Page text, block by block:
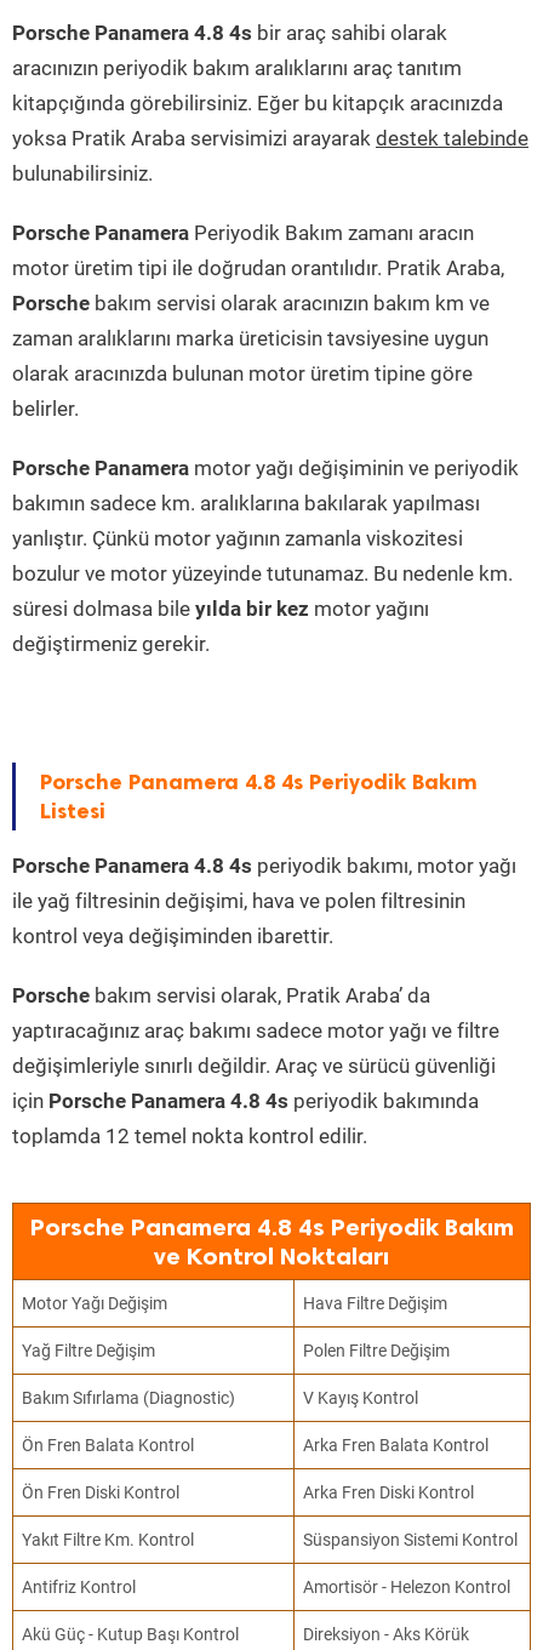
Porsche Panamera 4.8 4s bir araç sahibi olarak
aracınızın periyodik bakım aralıklarını araç tanıtım
kitapçığında görebilirsiniz. Eğer bu kitapçık aracınızda
yoksa Pratik Araba servisimizi arayarak destek talebinde
bulunabilirsiniz.
Porsche Panamera Periyodik Bakım zamanı aracın
motor üretim tipi ile doğrudan orantılıdır. Pratik Araba,
Porsche bakım servisi olarak aracınızın bakım km ve
zaman aralıklarını marka üreticisin tavsiyesine uygun
olarak aracınızda bulunan motor üretim tipine göre
belirler.
Porsche Panamera motor yağı değişiminin ve periyodik
bakımın sadece km. aralıklarına bakılarak yapılması
yanlıştır. Çünkü motor yağının zamanla viskozitesi
bozulur ve motor yüzeyinde tutunamaz. Bu nedenle km.
süresi dolmasa bile yılda bir kez motor yağını
değiştirmeniz gerekir.
Porsche Panamera 4.8 4s Periyodik Bakım
Listesi
Porsche Panamera 4.8 4s periyodik bakımı, motor yağı
ile yağ filtresinin değişimi, hava ve polen filtresinin
kontrol veya değişiminden ibarettir.
Porsche bakım servisi olarak, Pratik Araba’ da
yaptıracağınız araç bakımı sadece motor yağı ve filtre
değişimleriyle sınırlı değildir. Araç ve sürücü güvenliği
için Porsche Panamera 4.8 4s periyodik bakımında
toplamda 12 temel nokta kontrol edilir.
Porsche Panamera 4.8 4s Periyodik Bakım
ve Kontrol Noktaları
Motor Yağı Değişim Hava Filtre Değişim
Yağ Filtre Değişim Polen Filtre Değişim
Bakım Sıfırlama (Diagnostic) V Kayış Kontrol
Ön Fren Balata Kontrol Arka Fren Balata Kontrol
Ön Fren Diski Kontrol Arka Fren Diski Kontrol
Yakıt Filtre Km. Kontrol Süspansiyon Sistemi Kontrol
Antifriz Kontrol Amortisör - Helezon Kontrol
Akü Güç - Kutup Başı Kontrol Direksiyon - Aks Körük